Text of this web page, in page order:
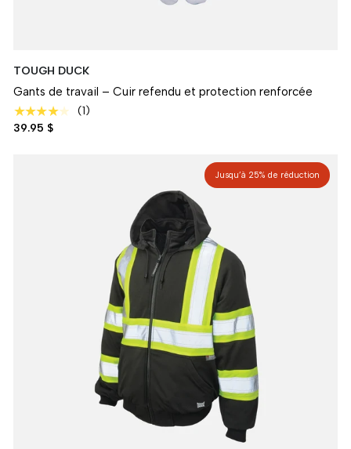
TOUGH DUCK
Gants de travail – Cuir refendu et protection renforcée
★★★★★
(1)
39.95 $
Jusqu’à 25% de réduction